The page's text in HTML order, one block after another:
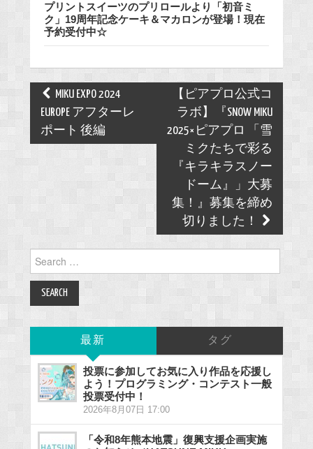
プリントスイーツのプリロールより「初音ミ
ク」19周年記念ケーキ＆マカロンが登場！現在
予約受付中☆
Post
navigation
MIKU EXPO 2024
EUROPE アフターレ
ポート 後編
【ピアプロ公式コ
ラボ】『SNOW MIKU
2025×ピアプロ 「雪
ミクたちで彩る
『キラキラスノー
ドーム』」大募
集！』募集を締め
切りました！
for:
最新 タグ
投票に参加してお気に入り作品を応援し
よう！プログラミング・コンテスト一般
投票受付中！
2026年8月07日 17:00
「令和8年熊本地震」復興支援企画実施